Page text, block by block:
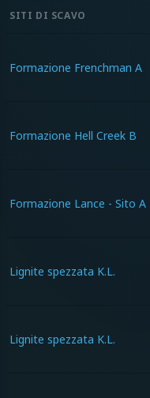
SITI DI SCAVO
Formazione Frenchman A
Formazione Hell Creek B
Formazione Lance - Sito A
Lignite spezzata K.L.
Lignite spezzata K.L.